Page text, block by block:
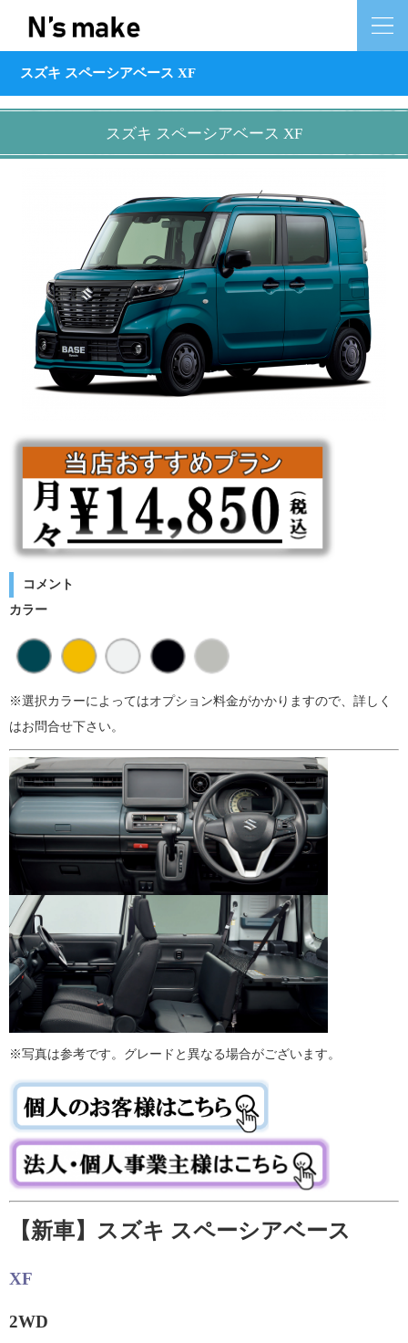
スズキ スペーシアベース XF
スズキ スペーシアベース XF
コメント
カラー
※選択カラーによってはオプション料金がかかりますので、詳しく
はお問合せ下さい。
※写真は参考です。グレードと異なる場合がございます。
【新車】スズキ スペーシアベース
XF
2WD